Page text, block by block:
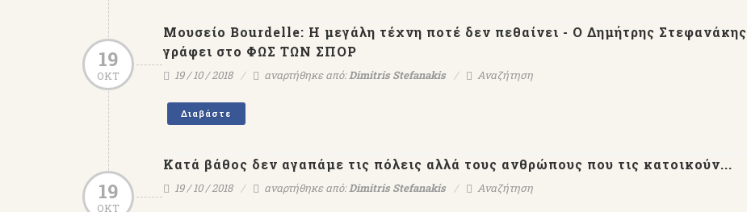
19
ΟΚΤ
Μουσείο Bourdelle: Η μεγάλη τέχνη ποτέ δεν πεθαίνει - Ο Δημήτρης Στεφανάκης
γράφει στο ΦΩΣ ΤΩΝ ΣΠΟΡ
19 / 10 / 2018 αναρτήθηκε από:Dimitris Stefanakis Αναζήτηση
Διαβάστε
19
ΟΚΤ
Κατά βάθος δεν αγαπάμε τις πόλεις αλλά τους ανθρώπους που τις κατοικούν...
19 / 10 / 2018 αναρτήθηκε από:Dimitris Stefanakis Αναζήτηση